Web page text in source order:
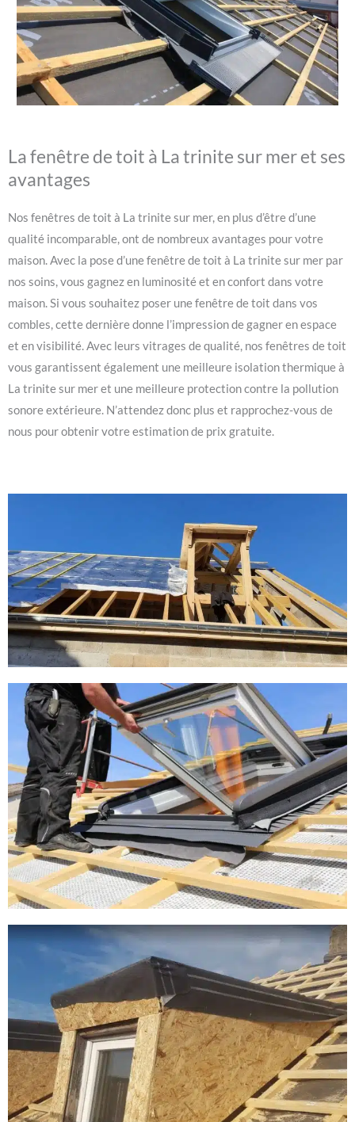
La fenêtre de toit à La trinite sur mer et ses
avantages
Nos fenêtres de toit à La trinite sur mer, en plus d’être d’une
qualité incomparable, ont de nombreux avantages pour votre
maison. Avec la pose d’une fenêtre de toit à La trinite sur mer par
nos soins, vous gagnez en luminosité et en confort dans votre
maison. Si vous souhaitez poser une fenêtre de toit dans vos
combles, cette dernière donne l’impression de gagner en espace
et en visibilité. Avec leurs vitrages de qualité, nos fenêtres de toit
vous garantissent également une meilleure isolation thermique à
La trinite sur mer et une meilleure protection contre la pollution
sonore extérieure. N’attendez donc plus et rapprochez-vous de
nous pour obtenir votre estimation de prix gratuite.